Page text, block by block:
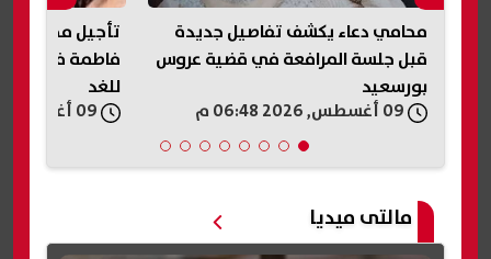
تأجيل محاكمة دعاء المتهمة بقتل
فاطمة في قضية عروس بورسعيد
للغد
الشمال القطري
محمد علي بن
مالتى ميديا